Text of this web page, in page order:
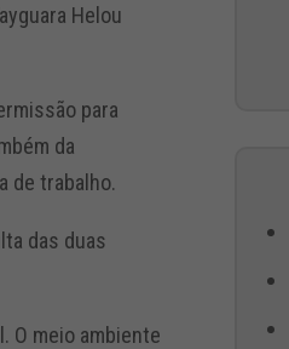
Helou
para
da
de trabalho.
das duas
O meio ambiente